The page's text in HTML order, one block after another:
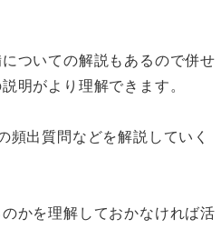
ついての解説もあるので併せ
明がより理解できます。
頻出質問などを解説していく
かを理解しておかなければ活